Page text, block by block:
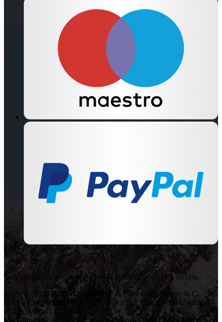
Tutti i prezzi su questo sito sono da intendersi con IVA inclusa.
© 1978 - 2026ROSSINI SPORT di Parravicini Alberto & C.
S.A.S. P.IVA: 00899350961 - C.F. e n.iscr. al R. I.: 08242460155 -
n. Rea: MB – 1210641
Via Comasina, 11 - 20843 Verano Brianza (MB) - Tel: +39 0362